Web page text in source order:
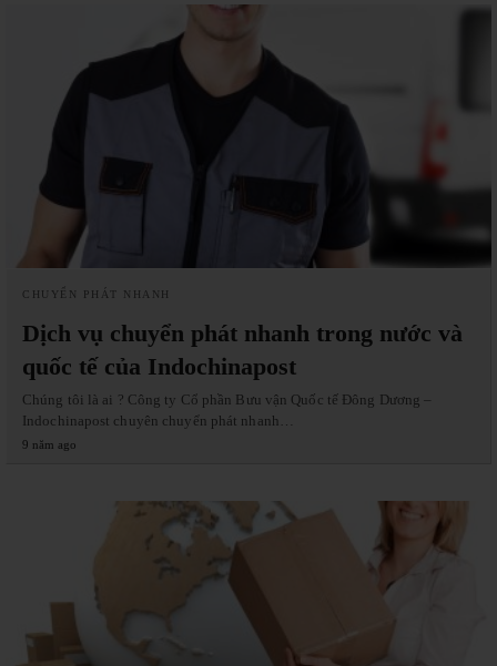
CHUYỂN PHÁT NHANH
Dịch vụ chuyển phát nhanh trong nước và
quốc tế của Indochinapost
Chúng tôi là ai ? Công ty Cổ phần Bưu vận Quốc tế Đông Dương –
Indochinapost chuyên chuyển phát nhanh…
9 năm ago